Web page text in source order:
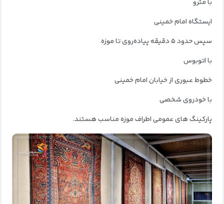
با مترو
ایستگاه امام خمینی
سپس حدود ۵ دقیقه پیاده‌روی تا موزه
با اتوبوس
خطوط عبوری از خیابان امام خمینی
با خودروی شخصی
پارکینگ‌ های عمومی اطراف موزه مناسب هستند.